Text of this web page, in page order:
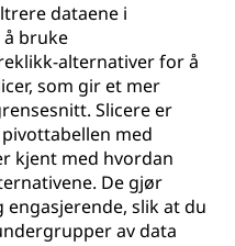
dataene i
bruke
alternativer for å
som gir et mer
Slicere er
med
kjent med hvordan
De gjør
slik at du
av data